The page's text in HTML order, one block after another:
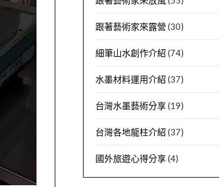
跟著藝術家來露營 (30)
細筆山水創作介紹 (74)
水墨材料運用介紹 (37)
台灣水墨藝術分享 (19)
台灣各地龍柱介紹 (37)
國外旅遊心得分享 (4)